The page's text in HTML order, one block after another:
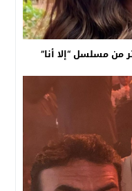
من مسلسل “إلا أنا”